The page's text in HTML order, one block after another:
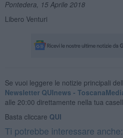
Pontedera, 15 Aprile 2018
Libero Venturi
Se vuoi leggere le notizie principali
Newsletter QUInews -
alle 20:00 direttamente nella tua
Basta cliccare QUI
Ti potrebbe interessare anche: